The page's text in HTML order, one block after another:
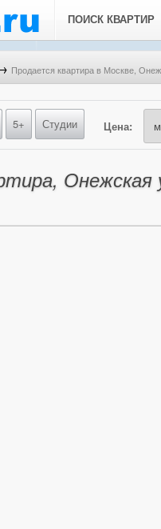
ПОИСК КВАРТИР
Продается квартира в Москве,
5+ Студии Цена:
Онежская